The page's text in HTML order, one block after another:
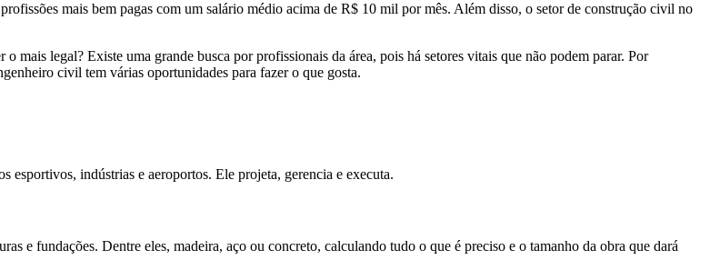
mais bem pagas com um salário médio acima de R$ 10 mil por mês. Além disso, o setor de construção civil no
mais legal? Existe uma grande busca por profissionais da área, pois há setores vitais que não podem parar. Por
civil tem várias oportunidades para fazer o que gosta.
esportivos, indústrias e aeroportos. Ele projeta, gerencia e executa.
e fundações. Dentre eles, madeira, aço ou concreto, calculando tudo o que é preciso e o tamanho da obra que dará